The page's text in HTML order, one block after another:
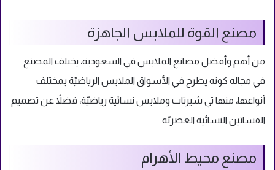
مصنع القوة للملابس الجاهزة
من أهم وأفضل مصانع الملابس في السعودية، يختلف المصنع
في مجاله كونه يطرح في الأسواق الملابس الرياضيّة بمختلف
أنواعها، منها تي شيرتات وملابس نسائية رياضيّة، فضلاً عن تصميم
الفساتين النسائية العصريّة.
مصنع محيط الأهرام